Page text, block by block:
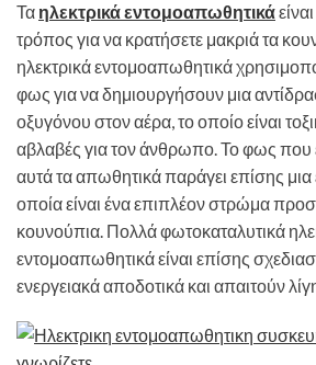
Τα ηλεκτρικά εντομοαπωθητικά
τρόπος για να κρατήσετε μακριά τα
ηλεκτρικά εντομοαπωθητικά
φως για να δημιουργήσουν μια
οξυγόνου στον αέρα, το οποίο είναι
αβλαβές για τον άνθρωπο. Το φως που
αυτά τα απωθητικά παράγει επίσης
οποία είναι ένα επιπλέον στρώμα
κουνούπια. Πολλά φωτοκαταλυτικά
εντομοαπωθητικά είναι επίσης
ενεργειακά αποδοτικά και απαιτούν